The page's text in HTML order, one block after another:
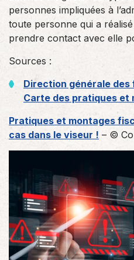
personnes impliquées à
toute personne qui a
prendre contact avec elle
Sources :
Direction générale des
Carte des pratiques et
Pratiques et montages
cas dans le viseur ! – ©